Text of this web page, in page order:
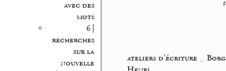
avec des
mots
6 |
recherches
sur la
nouvelle
ateliers d’écriture_